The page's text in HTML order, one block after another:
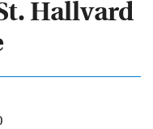
Hallvard